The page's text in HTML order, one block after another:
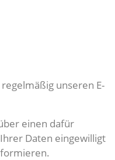
unseren E-
einen dafür
Daten eingewilligt